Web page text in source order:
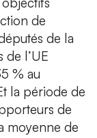
de
de la
de l’UE
% au
la période de
de
moyenne de